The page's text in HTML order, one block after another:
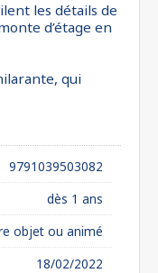
les détails de
d’étage en
qui
9791039503082
dès 1 ans
objet ou animé
18/02/2022